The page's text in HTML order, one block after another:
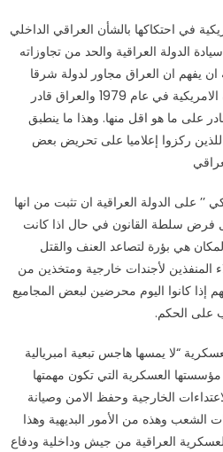
في احتكاكها بالشأن العراقي الداخلي
الدولة العراقية والحد من تجاوزاته
يفهم ان العراق مجاور لدولة شرقا
قامت بطرد كامل أعضاء السفارة الامريكية في عام 1979 والعراق قادر
على ما هو اقل منها. وهذا ما ينطبق
ركزوا إعلاميا على تحريض بعض
’’ على الدولة العراقية ان تثبت من انها
فرض سلطة القانون في حال اذا كانت
هي بؤرة لتصاعد العنف والقتل
المنفذين لأجندات خارجية ومتخذين من
إذا كانوا اليوم محرضين لبعض المجاميع
على الحكم.
“لا يمسها هاجس تبعية امبريالية
العسكرية التي تكون مهمتها
الخارجية وحفظ الامن وصيانة
وهذه من الأمور البديهية وهذا
العراقية من جيش وداخلية ودفاع